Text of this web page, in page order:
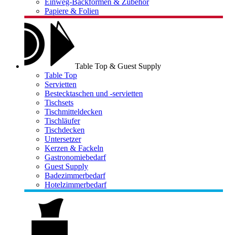
Einweg-Backformen & Zubehör
Papiere & Folien
Table Top & Guest Supply
Table Top
Servietten
Bestecktaschen und -servietten
Tischsets
Tischmitteldecken
Tischläufer
Tischdecken
Untersetzer
Kerzen & Fackeln
Gastronomiebedarf
Guest Supply
Badezimmerbedarf
Hotelzimmerbedarf